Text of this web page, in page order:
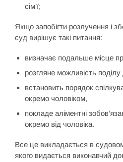
сім’ї;
Якщо запобігти розлучення і
суд вирішує такі питання:
визначає подальше місце
розгляне можливість
встановить порядок
окремо чоловіком,
покладе аліментні
окремо від чоловіка.
Все це викладається в
якого видається виконавчий